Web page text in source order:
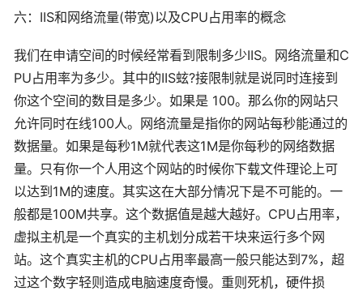
六：IIS和网络流量(带宽)以及CPU占用率的概念
我们在申请空间的时候经常看到限制多少IIS。网络流量和C
PU占用率为多少。其中的IIS蚿?接限制就是说同时连接到
你这个空间的数目是多少。如果是 100。那么你的网站只
允许同时在线100人。网络流量是指你的网站每秒能通过的
数据量。如果是每秒1M就代表这1M是你每秒的网络数据
量。只有你一个人用这个网站的时候你下载文件理论上可
以达到1M的速度。其实这在大部分情况下是不可能的。一
般都是100M共享。这个数据值是越大越好。CPU占用率，
虚拟主机是一个真实的主机划分成若干块来运行多个网
站。这个真实主机的CPU占用率最高一般只能达到7%，超
过这个数字轻则造成电脑速度奇慢。重则死机，硬件损